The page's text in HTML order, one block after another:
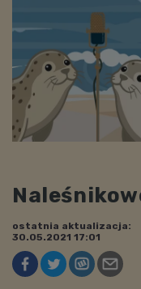
ostatnia aktualizacja:
30.05.2021 17:01